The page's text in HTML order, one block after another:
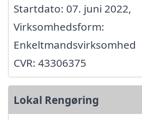
Startdato: 07. juni 2022,
Virksomhedsform:
Enkeltmandsvirksomhed
CVR: 43306375
Lokal Rengøring